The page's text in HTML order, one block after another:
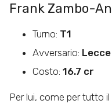
Frank Zambo-
Turno: T1
Avversario:
Costo: 16.7 cr
Per lui, come per tutto il